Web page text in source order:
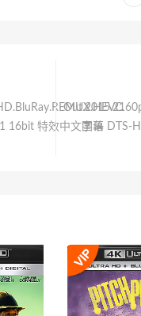
16bit 特效中文字幕国语 DTS-